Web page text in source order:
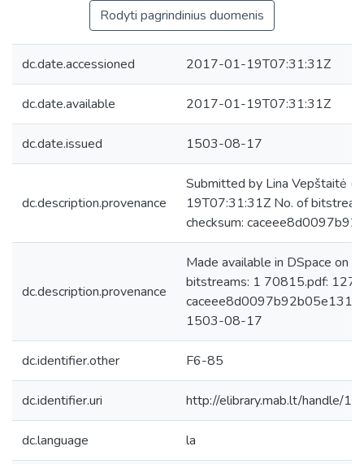
Rodyti pagrindinius duomenis
dc.date.accessioned 2017-01-19T07:31:31Z
dc.date.available 2017-01-19T07:31:31Z
dc.date.issued 1503-08-17
dc.description.provenance
Submitted by Lina Vepštaitė
19T07:31:31Z No. of
checksum:
dc.description.provenance
Made available in DSpace on
bitstreams: 1 70815.pdf:
1503-08-17
dc.identifier.other F6-85
dc.identifier.uri http://elibrary.mab.lt/handle/1/
dc.language la